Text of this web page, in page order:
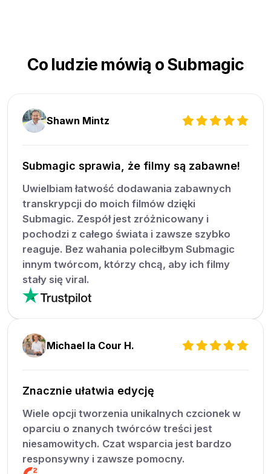
Co ludzie mówią o Submagic
Shawn Mintz
Submagic sprawia, że filmy są zabawne!
Uwielbiam łatwość dodawania zabawnych
transkrypcji do moich filmów dzięki
Submagic. Zespół jest zróżnicowany i
pochodzi z całego świata i zawsze szybko
reaguje. Bez wahania poleciłbym Submagic
innym twórcom, którzy chcą, aby ich filmy
stały się viral.
Michael la Cour H.
Znacznie ułatwia edycję
Wiele opcji tworzenia unikalnych czcionek w
oparciu o znanych twórców treści jest
niesamowitych. Czat wsparcia jest bardzo
responsywny i zawsze pomocny.